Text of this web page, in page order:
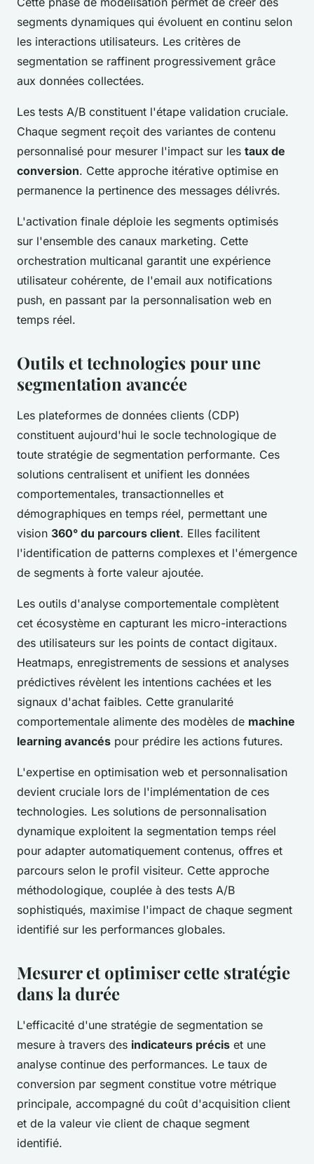
segments dynamiques qui évoluent en continu selon
les interactions utilisateurs. Les critères de
segmentation se raffinent progressivement grâce
aux données collectées.
Les tests A/B constituent l'étape validation cruciale.
Chaque segment reçoit des variantes de contenu
personnalisé pour mesurer l'impact sur les taux de
conversion. Cette approche itérative optimise en
permanence la pertinence des messages délivrés.
L'activation finale déploie les segments optimisés
sur l'ensemble des canaux marketing. Cette
orchestration multicanal garantit une expérience
utilisateur cohérente, de l'email aux notifications
push, en passant par la personnalisation web en
temps réel.
Outils et technologies pour une
segmentation avancée
Les plateformes de données clients (CDP)
constituent aujourd'hui le socle technologique de
toute stratégie de segmentation performante. Ces
solutions centralisent et unifient les données
comportementales, transactionnelles et
démographiques en temps réel, permettant une
vision 360° du parcours client. Elles facilitent
l'identification de patterns complexes et l'émergence
de segments à forte valeur ajoutée.
Les outils d'analyse comportementale complètent
cet écosystème en capturant les micro-interactions
des utilisateurs sur les points de contact digitaux.
Heatmaps, enregistrements de sessions et analyses
prédictives révèlent les intentions cachées et les
signaux d'achat faibles. Cette granularité
comportementale alimente des modèles de machine
learning avancés pour prédire les actions futures.
L'expertise en optimisation web et personnalisation
devient cruciale lors de l'implémentation de ces
technologies. Les solutions de personnalisation
dynamique exploitent la segmentation temps réel
pour adapter automatiquement contenus, offres et
parcours selon le profil visiteur. Cette approche
méthodologique, couplée à des tests A/B
sophistiqués, maximise l'impact de chaque segment
identifié sur les performances globales.
Mesurer et optimiser cette stratégie
dans la durée
L'efficacité d'une stratégie de segmentation se
mesure à travers des indicateurs précis et une
analyse continue des performances. Le taux de
conversion par segment constitue votre métrique
principale, accompagné du coût d'acquisition client
et de la valeur vie client de chaque segment
identifié.